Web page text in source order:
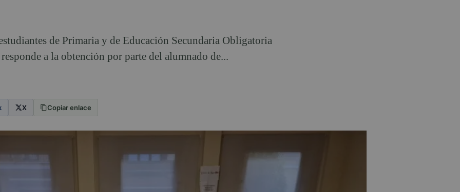
de Primaria y de Educación Secundaria Obligatoria
a la obtención por parte del alumnado de...
X Copiar enlace